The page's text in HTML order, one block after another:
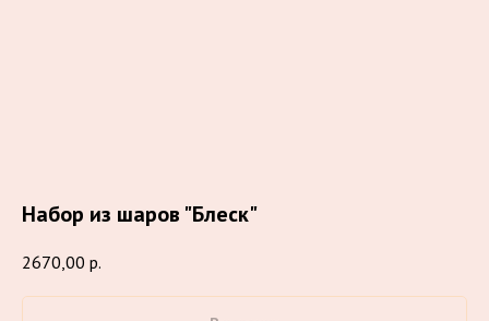
Набор из шаров "Блеск"
2670,00 р.